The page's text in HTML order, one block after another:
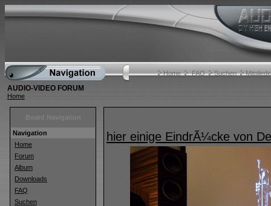
Home FAQ Suchen
AUDIO-VIDEO FORUM
Home
Navigation
Home
Forum
Album
Downloads
FAQ
Suchen
hier einige EindrÃ¼cke von